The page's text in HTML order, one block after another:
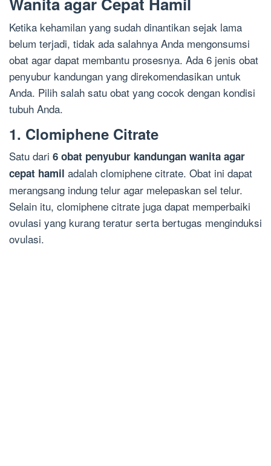
Ketika kehamilan yang sudah dinantikan sejak lama
belum terjadi, tidak ada salahnya Anda mengonsumsi
obat agar dapat membantu prosesnya. Ada 6 jenis obat
penyubur kandungan yang direkomendasikan untuk
Anda. Pilih salah satu obat yang cocok dengan kondisi
tubuh Anda.
1. Clomiphene Citrate
Satu dari 6 obat penyubur kandungan wanita agar
cepat hamil adalah clomiphene citrate. Obat ini dapat
merangsang indung telur agar melepaskan sel telur.
Selain itu, clomiphene citrate juga dapat memperbaiki
ovulasi yang kurang teratur serta bertugas menginduksi
ovulasi.